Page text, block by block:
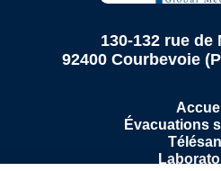
130-132 rue de
92400 Courbevoie
Évacuations